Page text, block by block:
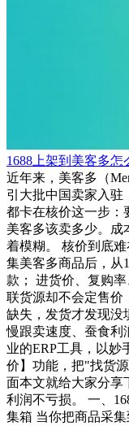
1688上架到美客多怎
近年来，美客多（
引大批中国卖家入驻
都卡在核价这一步：
美客多该卖多少。成
着模糊。 核价到底
集美客多商品后，从
款； 进货价、复购
联货源却不会定售价
缺失，发货才发现没
慢跟卖速度、蚕食利
业的ERP工具，以妙
价】功能，把"找货
面本文就给大家分享
利润不亏损。 一、
集箱 当你把商品采